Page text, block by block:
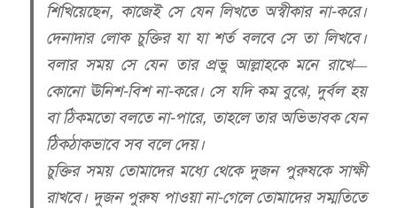
শিখিয়েছেন, কাজেই সে যেন লিখতে অস্বীকার না-করে।
দেনাদার লোক চুক্তির যা যা শর্ত বলবে সে তা লিখবে।
বলার সময় সে যেন তার প্রভু আল্লাহকে মনে রাখে—
কোনো ঊনিশ-বিশ না-করে। সে যদি কম বুঝে, দুর্বল হয়
বা ঠিকমতো বলতে না-পারে, তাহলে তার অভিভাবক যেন
ঠিকঠাকভাবে সব বলে দেয়।
চুক্তির সময় তোমাদের মধ্যে থেকে দুজন পুরুষকে সাক্ষী
রাখবে। দুজন পুরুষ পাওয়া না-গেলে তোমাদের সম্মতিতে